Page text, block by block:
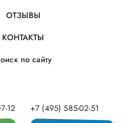
ОТЗЫВЫ
КОНТАКТЫ
по сайту
12 +7 (495) 585-02-51